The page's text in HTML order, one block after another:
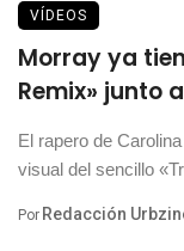
VÍDEOS
Morray ya
Remix» junto
El rapero de
visual del sencillo
Por Redacción